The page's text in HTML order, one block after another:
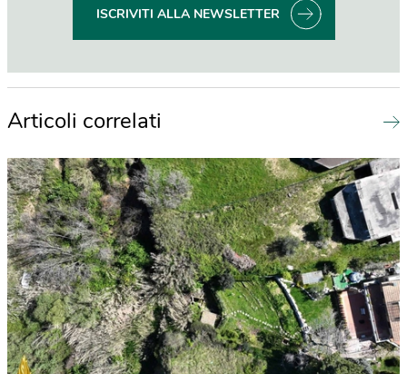
ISCRIVITI ALLA NEWSLETTER
Articoli correlati